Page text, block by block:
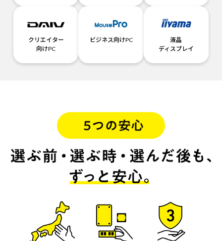
クリエイター
向けPC
ビジネス向けPC
液晶
ディスプレイ